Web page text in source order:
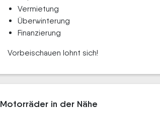
Vermietung
Überwinterung
Finanzierung
Vorbeischauen lohnt sich!
Motorräder in der Nähe